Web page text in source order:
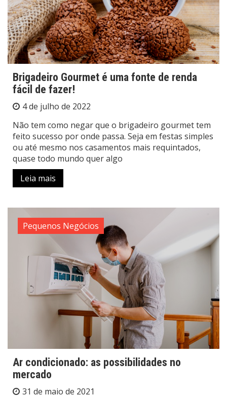
Brigadeiro Gourmet é uma fonte de renda
fácil de fazer!
4 de julho de 2022
Não tem como negar que o brigadeiro gourmet tem
feito sucesso por onde passa. Seja em festas simples
ou até mesmo nos casamentos mais requintados,
quase todo mundo quer algo
Leia mais
Pequenos Negócios
Ar condicionado: as possibilidades no
mercado
31 de maio de 2021